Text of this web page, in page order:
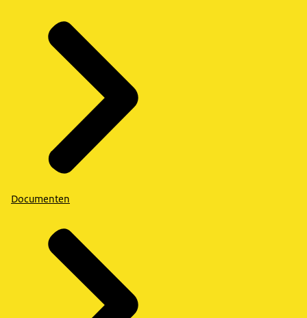
Documenten